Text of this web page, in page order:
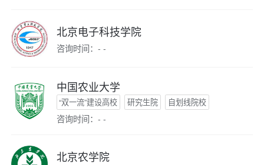
北京电子科技学院
咨询时间：- -
中国农业大学
“双一流”建设高校 研究生院 自划线院校
咨询时间：- -
北京农学院